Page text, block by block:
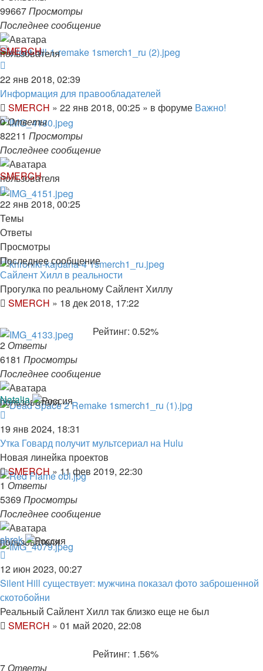
99667Просмотры
Последнее сообщение
SMERCH
22 янв 2018, 02:39
Информация для правообладателей
SMERCH » 22 янв 2018, 00:25 » в форуме Важно!
0Ответы
82211 Просмотры
Последнее сообщение
SMERCH
22 янв 2018, 00:25
Темы
Ответы
Просмотры
Последнее сообщение
Сайлент Хилл в реальности
Прогулка по реальному Сайлент Хиллу
SMERCH » 18 дек 2018, 17:22
Рейтинг: 0.52%
2 Ответы
6181 Просмотры
Последнее сообщение
Natalia
19 янв 2024, 18:31
Утка Говард получит мультсериал на Hulu
Новая линейка проектов
SMERCH»11 фев 2019, 22:30
1 Ответы
5369 Просмотры
Последнее сообщение
shrek
12 июн 2023, 00:27
Silent Hill существует: мужчина показал фото заброшенной
скотобойни
Реальный Сайлент Хилл так близко еще не был
SMERCH » 01 май 2020, 22:08
Рейтинг: 1.56%
7 Ответы